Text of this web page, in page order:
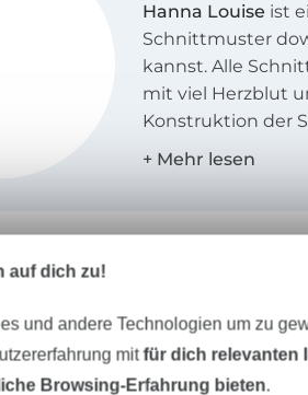
Hanna Louise ist
Schnittmuster
kannst. Alle
mit viel Herzblut
Konstruktion der
eine einfache
die Kreationen
Unser Tipp: Das
auf dich zu!
und andere Technologien um zu
mitfür dich relevanten
Browsing-Erfahrung bieten.